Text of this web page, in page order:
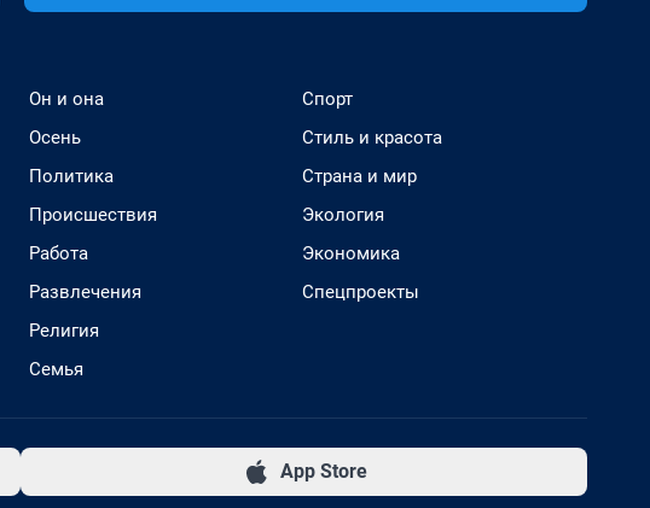
Он и она
Осень
Политика
Происшествия
Работа
Развлечения
Религия
Семья
Спорт
Стиль и красота
Страна и мир
Экология
Экономика
Спецпроекты
App Store